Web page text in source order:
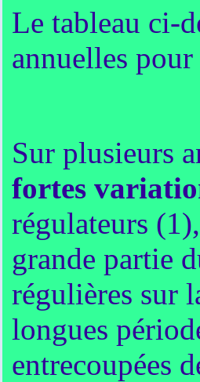
Le tableau ci-
annuelles
Sur plusieurs
fortes
régulateurs
grande partie
régulières sur
longues
entrecoupées